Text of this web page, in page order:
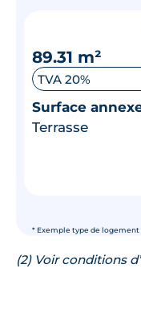
* Exemple type de logement
89.31 m²
TVA 20%
Surface
Terrasse
(2) Voir conditions